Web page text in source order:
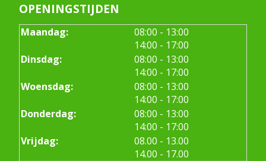
OPENINGSTIJDEN
Maandag: 08:00 tot
- 13:00
14:00 tot
- 17:00
Dinsdag:
08:00 tot
- 13:00
14:00 tot
- 17:00
Woensdag:
08:00 tot
- 13:00
14:00 tot
- 17:00
Donderdag:
08:00 tot
- 13:00
14:00 tot
- 17:00
Vrijdag:
08.00 tot
- 13.00
14.00 tot
- 17.00